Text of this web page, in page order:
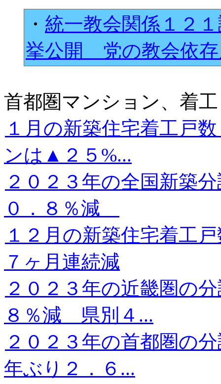
・ 統一教会関係１２
挙公開 党の教会依
首都圏マンション、着
１月の新築住宅着工戸
ンは▲２５%...
２０２３年の全国新築
０．８％減
１２月の新築住宅着
７ヶ月連続減
２０２３年の近畿圏の
８％減 県別４...
２０２３年の首都圏の
年ぶり２．６...